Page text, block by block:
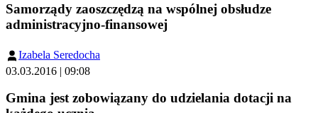
Samorządy zaoszczędzą na wspólnej obsłudze
administracyjno-finansowej
Izabela Seredocha
03.03.2016 | 09:08
Gmina jest zobowiązany do udzielania dotacji na